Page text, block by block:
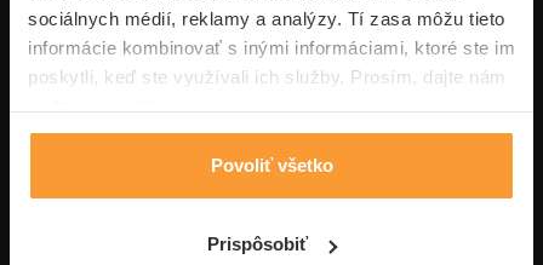
sociálnych médií, reklamy a analýzy. Tí zasa môžu tieto
informácie kombinovať s inými informáciami, ktoré ste im
poskytli, keď ste využívali ich služby. Prosím, dajte nám
Povoliť všetko
Prispôsobiť
Typy poistení
Volajte pon-pia: 09:00–17:00 hod
0850 100 101
Napíšte nám